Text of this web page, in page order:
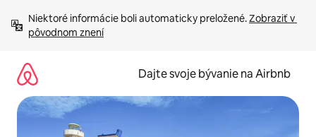
obsah.
Niektoré informácie boli automaticky preložené. Zobraziť v
pôvodnom znení
Dajte svoje bývanie na Airbnb